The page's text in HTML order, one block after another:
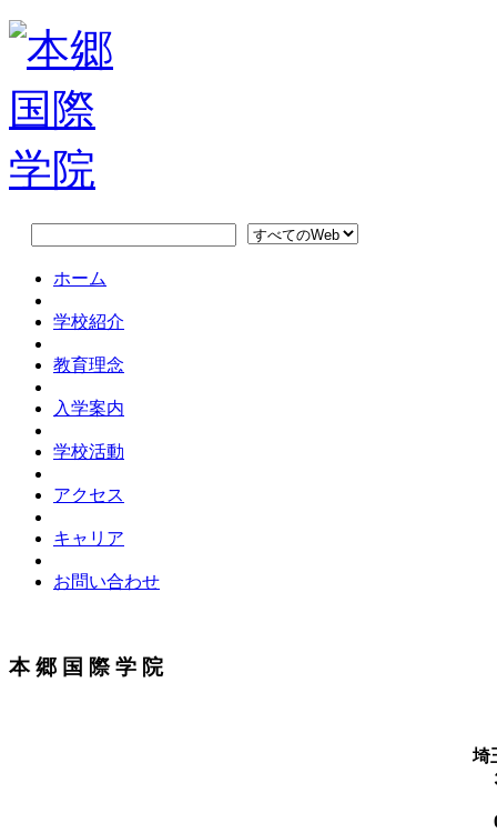
ホーム
学校紹介
教育理念
入学案内
学校活動
アクセス
キャリア
お問い合わせ
本 郷 国 際 学 院
埼